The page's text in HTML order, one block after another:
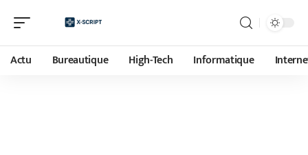
Actu Bureautique High-Tech Informatique